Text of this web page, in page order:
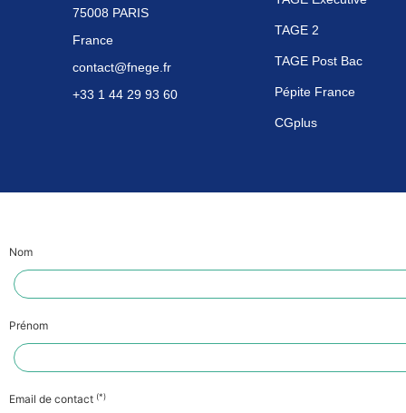
75008 PARIS
France
contact@fnege.fr
+33 1 44 29 93 60
TAGE 2
TAGE Post Bac
Pépite France
CGplus
Nom
Prénom
Email de contact (*)